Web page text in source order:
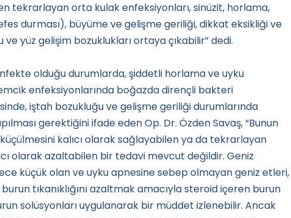
tekrarlayan orta kulak enfeksiyonları, sinüzit, horlama,
durması), büyüme ve gelişme geriliği, dikkat eksikliği ve
yüz gelişim bozuklukları ortaya çıkabilir” dedi.
olduğu durumlarda, şiddetli horlama ve uyku
enfeksiyonlarında boğazda dirençli bakteri
iştah bozukluğu ve gelişme geriliği durumlarında
gerektiğini ifade eden Op. Dr. Özden Savaş, “Bunun
kalıcı olarak sağlayabilen ya da tekrarlayan
olarak azaltabilen bir tedavi mevcut değildir. Geniz
küçük olan ve uyku apnesine sebep olmayan geniz etleri,
burun tıkanıklığını azaltmak amacıyla steroid içeren burun
solüsyonları uygulanarak bir müddet izlenebilir. Ancak